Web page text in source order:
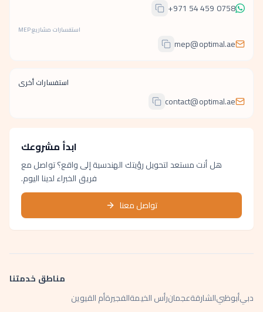
+971 54 459 0758
استفسارات مشاريع MEP
mep@optimal.ae
استفسارات أخرى
contact@optimal.ae
ابدأ مشروعك
هل أنت مستعد لتحويل رؤيتك الهندسية إلى واقع؟ تواصل مع
فريق الخبراء لدينا اليوم.
تواصل معنا
مناطق خدمتنا
دبيأبوظبيالشارقةعجمانرأس الخيمةالفجيرةأم القيوين